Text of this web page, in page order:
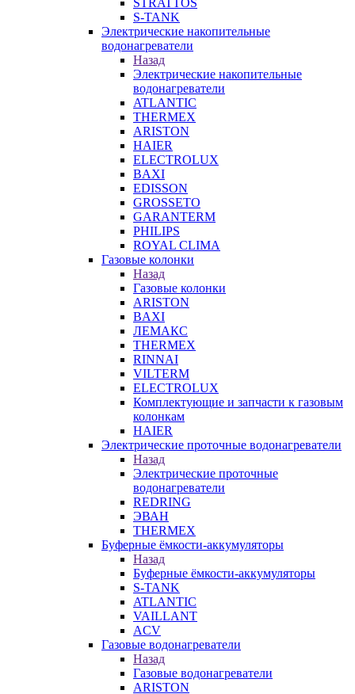
STRATTOS
S-TANK
Электрические накопительные
водонагреватели
Назад
Электрические накопительные
водонагреватели
ATLANTIC
THERMEX
ARISTON
HAIER
ELECTROLUX
BAXI
EDISSON
GROSSETO
GARANTERM
PHILIPS
ROYAL CLIMA
Газовые колонки
Назад
Газовые колонки
ARISTON
BAXI
ЛЕМАКС
THERMEX
RINNAI
VILTERM
ELECTROLUX
Комплектующие и запчасти к газовым
колонкам
HAIER
Электрические проточные водонагреватели
Назад
Электрические проточные
водонагреватели
REDRING
ЭВАН
THERMEX
Буферные ёмкости-аккумуляторы
Назад
Буферные ёмкости-аккумуляторы
S-TANK
ATLANTIC
VAILLANT
ACV
Газовые водонагреватели
Назад
Газовые водонагреватели
ARISTON